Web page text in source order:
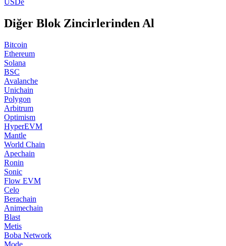
USDe
Diğer Blok Zincirlerinden Al
Bitcoin
Ethereum
Solana
BSC
Avalanche
Unichain
Polygon
Arbitrum
Optimism
HyperEVM
Mantle
World Chain
Apechain
Ronin
Sonic
Flow EVM
Celo
Berachain
Animechain
Blast
Metis
Boba Network
Mode